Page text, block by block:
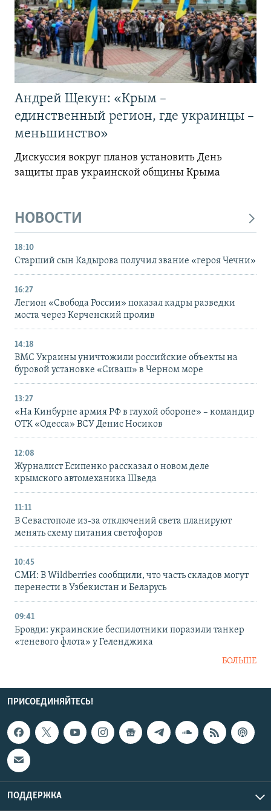
Андрей Щекун: «Крым –
единственный регион, где украинцы –
меньшинство»
Дискуссия вокруг планов установить День
защиты прав украинской общины Крыма
НОВОСТИ
18:10
Старший сын Кадырова получил звание «героя Чечни»
16:27
Легион «Свобода России» показал кадры разведки
моста через Керченский пролив
14:18
ВМС Украины уничтожили российские объекты на
буровой установке «Сиваш» в Черном море
13:27
«На Кинбурне армия РФ в глухой обороне» – командир
ОТК «Одесса» ВСУ Денис Носиков
12:08
Журналист Есипенко рассказал о новом деле
крымского автомеханика Шведа
11:11
В Севастополе из-за отключений света планируют
менять схему питания светофоров
10:45
СМИ: В Wildberries сообщили, что часть складов могут
перенести в Узбекистан и Беларусь
09:41
Бровди: украинские беспилотники поразили танкер
«теневого флота» у Геленджика
БОЛЬШЕ
ПРИСОЕДИНЯЙТЕСЬ!
ПОДДЕРЖКА